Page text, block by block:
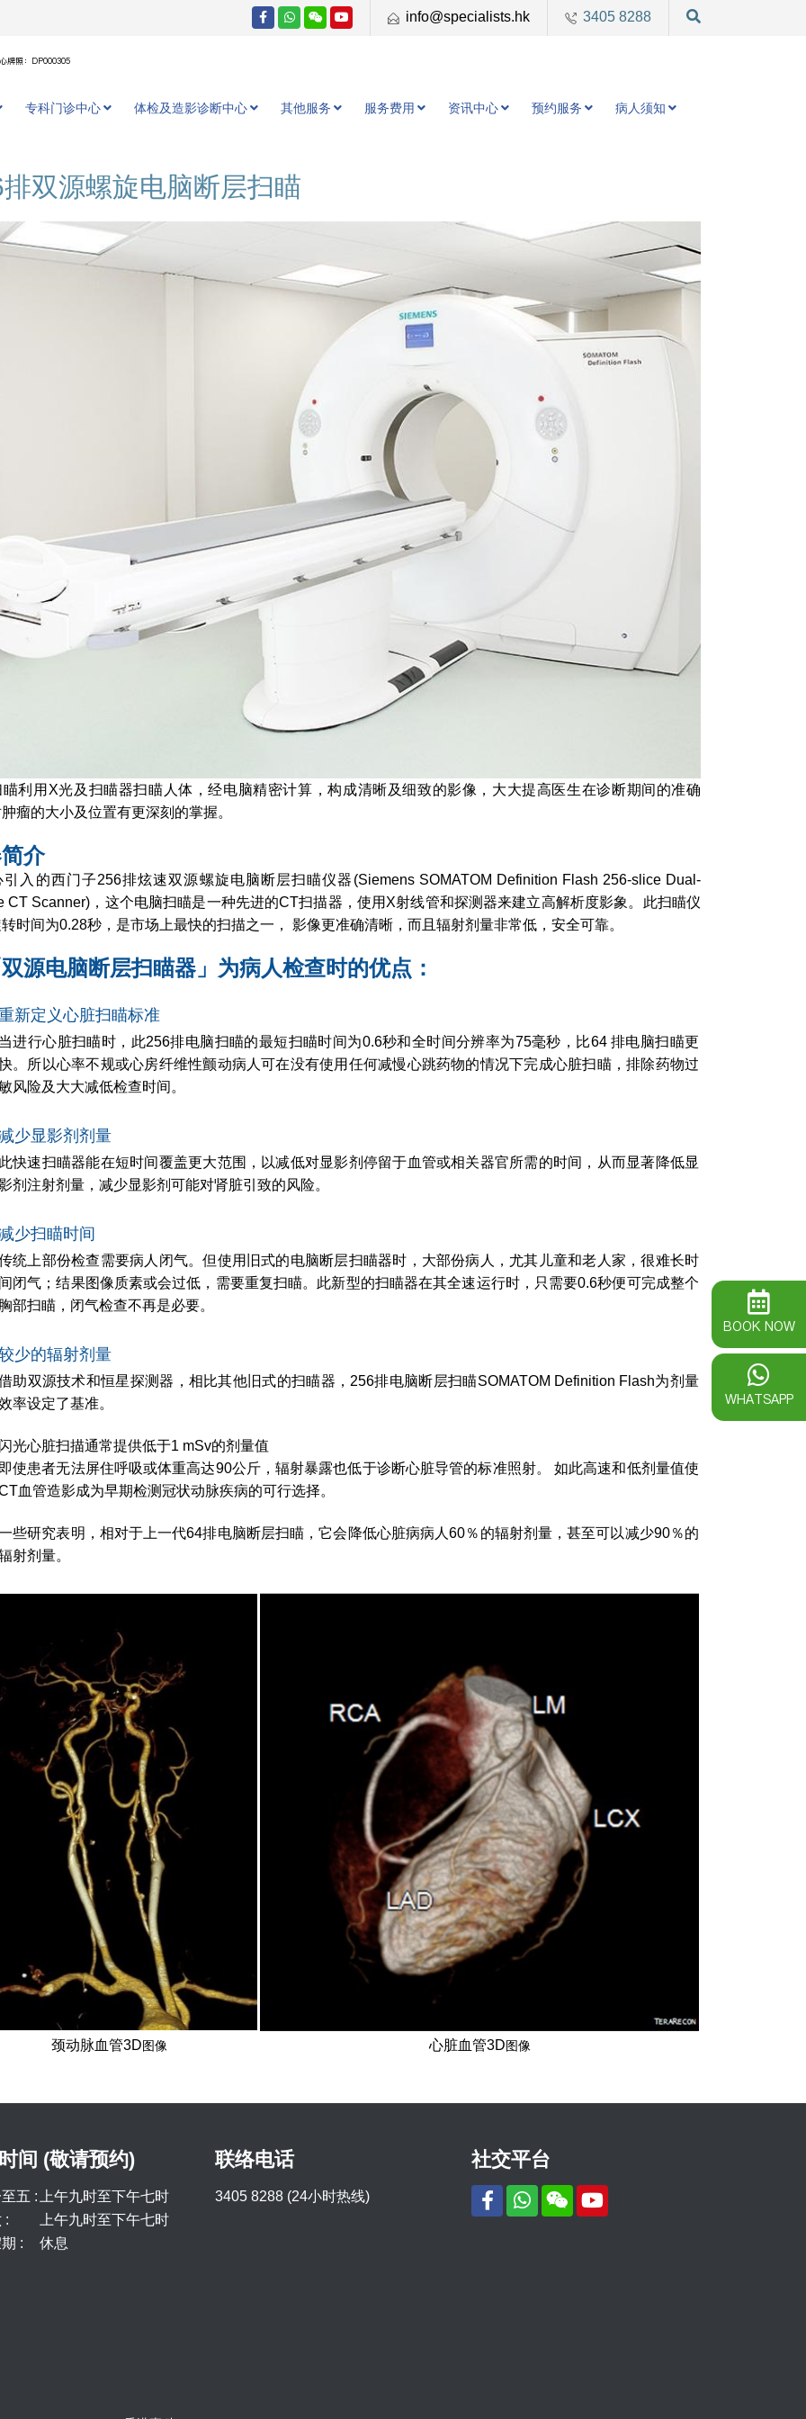
info@specialists.hk 3405 8288
牌照：DP000305
专科门诊中心 体检及造影诊断中心 其他服务 服务费用 资讯中心 预约服务 病人须知
双源螺旋电脑断层扫瞄
瞄利用X光及扫瞄器扫瞄人体，经电脑精密计算，构成清晰及细致的影像，大大提高医生在诊断期间的准确
瘤的大小及位置有更深刻的掌握。
介
引入的西门子256排炫速双源螺旋电脑断层扫瞄仪器(Siemens SOMATOM Definition Flash 256-slice Dual-
CT Scanner)，这个电脑扫瞄是一种先进的CT扫描器，使用X射线管和探测器来建立高解析度影象。此扫瞄仪
时间为0.28秒，是市场上最快的扫描之一， 影像更准确清晰，而且辐射剂量非常低，安全可靠。
源电脑断层扫瞄器」为病人检查时的优点：
新定义心脏扫瞄标准
进行心脏扫瞄时，此256排电脑扫瞄的最短扫瞄时间为0.6秒和全时间分辨率为75毫秒，比64 排电脑扫瞄更
。所以心率不规或心房纤维性颤动病人可在没有使用任何减慢心跳药物的情况下完成心脏扫瞄，排除药物过
风险及大大减低检查时间。
少显影剂剂量
快速扫瞄器能在短时间覆盖更大范围，以减低对显影剂停留于血管或相关器官所需的时间，从而显著降低显
剂注射剂量，减少显影剂可能对肾脏引致的风险。
少扫瞄时间
统上部份检查需要病人闭气。但使用旧式的电脑断层扫瞄器时，大部份病人，尤其儿童和老人家，很难长时
闭气；结果图像质素或会过低，需要重复扫瞄。此新型的扫瞄器在其全速运行时，只需要0.6秒便可完成整个
部扫瞄，闭气检查不再是必要。
少的辐射剂量
助双源技术和恒星探测器，相比其他旧式的扫瞄器，256排电脑断层扫瞄SOMATOM Definition Flash为剂量
率设定了基准。
光心脏扫描通常提供低于1 mSv的剂量值
使患者无法屏住呼吸或体重高达90公斤，辐射暴露也低于诊断心脏导管的标准照射。 如此高速和低剂量值使
血管造影成为早期检测冠状动脉疾病的可行选择。
些研究表明，相对于上一代64排电脑断层扫瞄，它会降低心脏病病人60％的辐射剂量，甚至可以减少90％的
射剂量。
颈动脉血管3D图像 心脏血管3D图像
间 (敬请预约)
五 :
上午九时至下午七时
:
上午九时至下午七时
:
休息
联络电话
3405 8288 (24小时热线)
社交平台
BOOK NOW
WHATSAPP